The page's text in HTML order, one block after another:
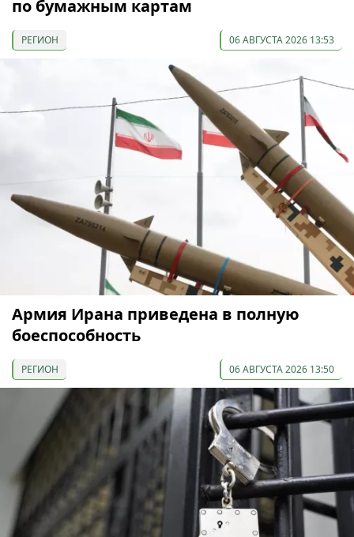
по бумажным картам
РЕГИОН 06 АВГУСТА 2026 13:53
Армия Ирана приведена в полную
боеспособность
РЕГИОН 06 АВГУСТА 2026 13:50